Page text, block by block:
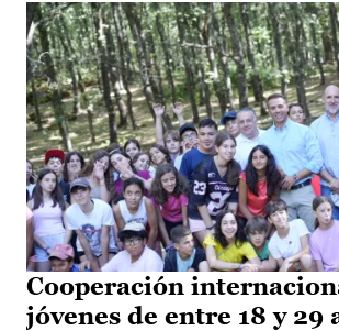
Cooperación
jóvenes de entre 18 y 29